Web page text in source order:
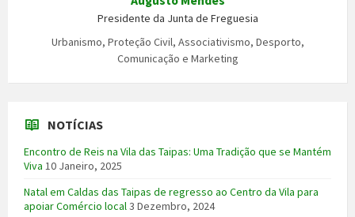
Presidente da Junta de Freguesia
Urbanismo, Proteção Civil, Associativismo, Desporto,
Comunicação e Marketing
NOTÍCIAS
Encontro de Reis na Vila das Taipas: Uma Tradição que se Mantém
Viva 10 Janeiro, 2025
Natal em Caldas das Taipas de regresso ao Centro da Vila para
apoiar Comércio local3 Dezembro, 2024